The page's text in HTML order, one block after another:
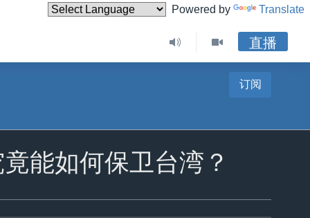
Powered by Translate
直播
订阅
能如何保卫台湾？